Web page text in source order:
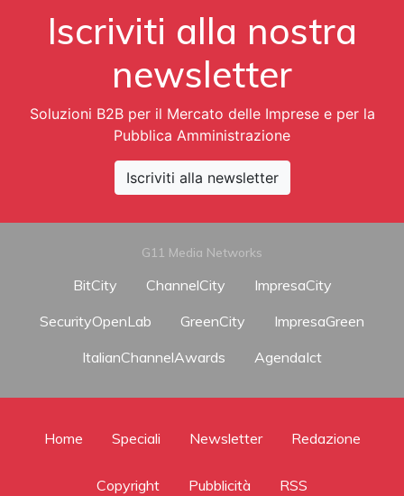
Iscriviti alla nostra
newsletter
Soluzioni B2B per il Mercato delle Imprese e per la
Pubblica Amministrazione
Iscriviti alla newsletter
G11 Media Networks
BitCity ChannelCity
ImpresaCity
SecurityOpenLab
GreenCity
ImpresaGreen
ItalianChannelAwards
AgendaIct
Home Speciali Newsletter Redazione
Copyright Pubblicità RSS